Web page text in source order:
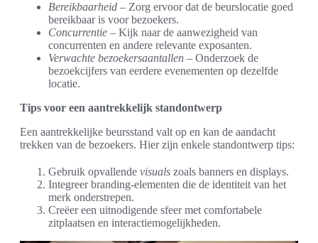
Bereikbaarheid – Zorg ervoor dat de beurslocatie goed
bereikbaar is voor bezoekers.
Concurrentie – Kijk naar de aanwezigheid van
concurrenten en andere relevante exposanten.
Verwachte bezoekersaantallen – Onderzoek de
bezoekcijfers van eerdere evenementen op dezelfde
locatie.
Tips voor een aantrekkelijk standontwerp
Een aantrekkelijke beursstand valt op en kan de aandacht
trekken van de bezoekers. Hier zijn enkele standontwerp tips:
Gebruik opvallende visuals zoals banners en displays.
Integreer branding-elementen die de identiteit van het
merk onderstrepen.
Creëer een uitnodigende sfeer met comfortabele
zitplaatsen en interactiemogelijkheden.